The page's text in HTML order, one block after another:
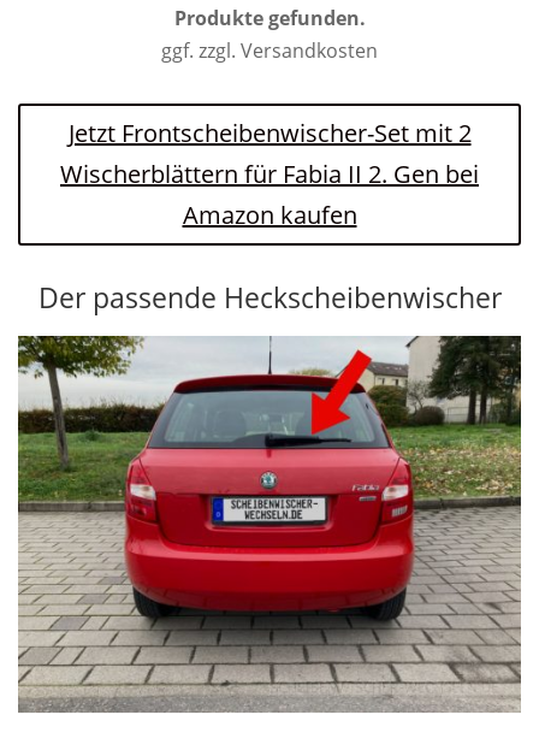
Produkte gefunden.
ggf. zzgl. Versandkosten
Jetzt Frontscheibenwischer-Set mit 2
Wischerblättern für Fabia II 2. Gen bei
Amazon kaufen
Der passende Heckscheibenwischer